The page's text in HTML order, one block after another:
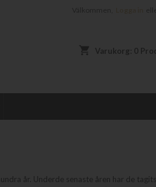
shopping_cart Varukorg: 0
år. Underde senaste åren har de